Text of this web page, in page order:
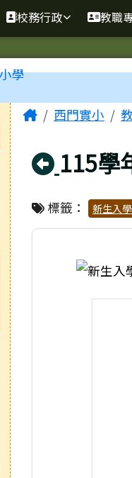
驗小學
校務行政 教職
主內容區
Home西門實小
回上頁
115學
標籤： 新生入學